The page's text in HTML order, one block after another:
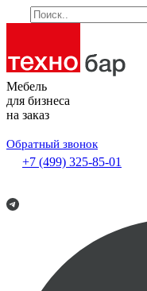
Мебель
для бизнеса
на заказ
Обратный звонок
+7 (499) 325-85-01